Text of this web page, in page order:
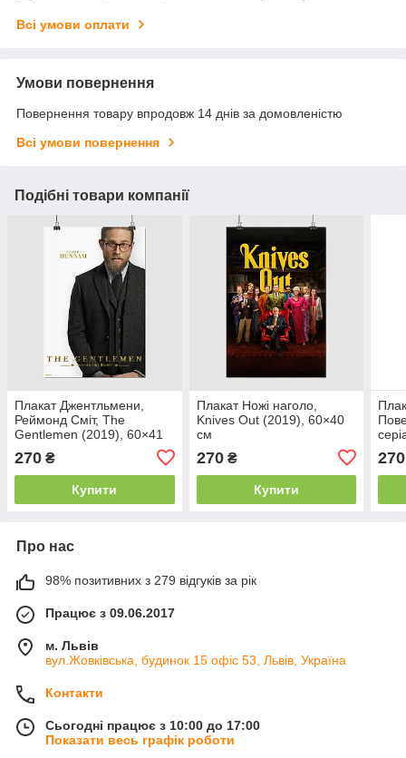
Всі умови оплати
Умови повернення
Повернення товару впродовж 14 днів за домовленістю
Всі умови повернення
Подібні товари компанії
Плакат Джентльмени,
Реймонд Сміт, The
Gentlemen (2019), 60×41
270 ₴
Купити
Плакат Ножі наголо,
Knives Out (2019), 60×40
см
270₴
Купити
270
Про нас
98% позитивних з 279 відгуків за рік
Працює з 09.06.2017
м. Львів
вул.Жовківська, будинок 15 офіс 53, Львів, Україна
Контакти
Сьогодні працює з 10:00 до 17:00
Показати весь графік роботи